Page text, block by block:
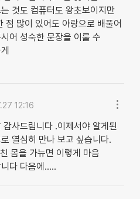
것도 컴퓨터도 왕초보이지만
점 많이 있어도 아랑으로 배풀어
어 성숙한 문장을 이룰 수
12:16
사드림니다 .이제서야 알게된
열심히 만나 보고 싶습니다.
몸을 가뉴면 이렿게 마음
다 다음에.....